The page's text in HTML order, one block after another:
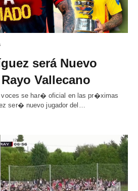
será Nuevo
Vallecano
voces se har� oficial en las pr�ximas
ser� nuevo jugador del…